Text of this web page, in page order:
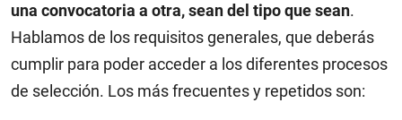
una convocatoria a otra, sean del tipo que sean.
Hablamos de los requisitos generales, que deberás
cumplir para poder acceder a los diferentes procesos
de selección. Los más frecuentes y repetidos son: